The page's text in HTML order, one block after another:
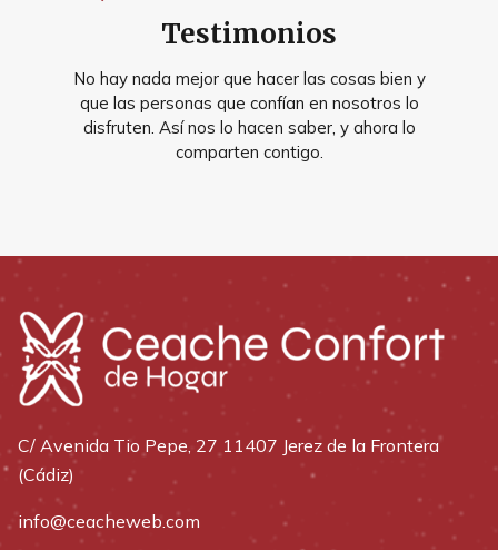
Testimonios
No hay nada mejor que hacer las cosas bien y
que las personas que confían en nosotros lo
disfruten. Así nos lo hacen saber, y ahora lo
comparten contigo.
C/ Avenida Tio Pepe, 27 11407 Jerez de la Frontera
(Cádiz)
info@ceacheweb.com